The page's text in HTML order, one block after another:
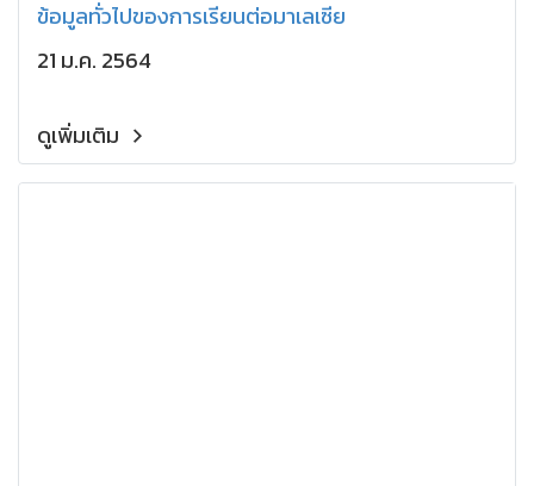
ข้อมูลทั่วไปของการเรียนต่อมาเลเซีย
21 ม.ค. 2564
ดูเพิ่มเติม